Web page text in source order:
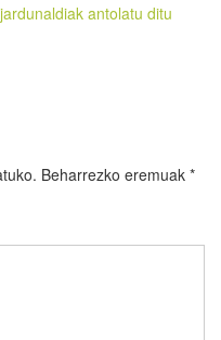
jardunaldiak antolatu ditu
Beharrezko eremuak *